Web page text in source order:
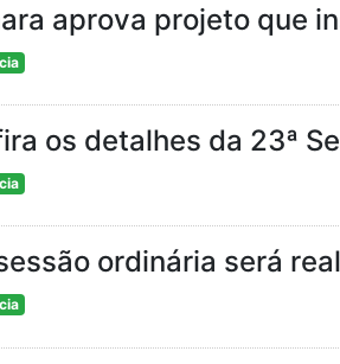
aprova projeto que
os detalhes da 23ª
ordinária será